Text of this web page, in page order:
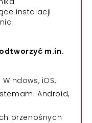
instalacji
m.in.
iOS,
Android,
przenośnych